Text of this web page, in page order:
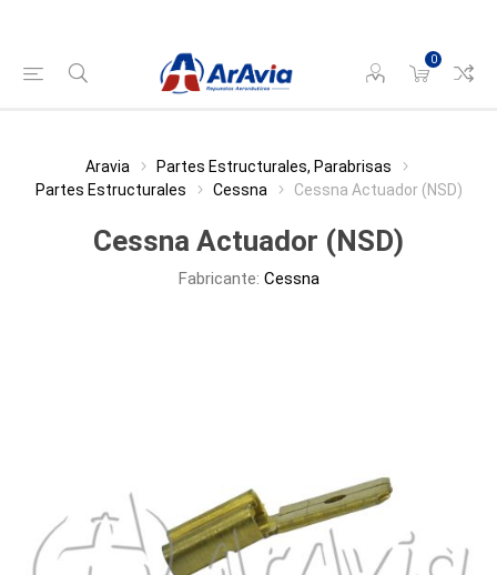
0
Aravia
Partes Estructurales, Parabrisas
Partes Estructurales
Cessna Cessna Actuador (NSD)
Cessna Actuador (NSD)
Fabricante: Cessna